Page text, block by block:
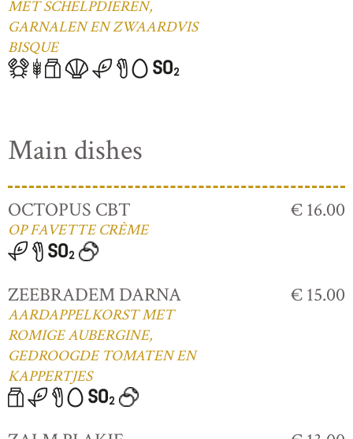
MET SCHELPDIEREN,
GARNALEN EN ZWAARDVIS
BISQUE
Main dishes
OCTOPUS CBT
OP FAVETTE CRÈME
€ 16.00
ZEEBRADEM DARNA
AARDAPPELKORST MET
ROMIGE AUBERGINE,
GEDROOGDE TOMATEN EN
KAPPERTJES
€ 15.00